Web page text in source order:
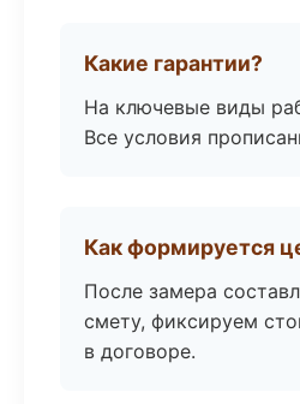
Какие гарантии?
На ключевые виды
Все условия
Как формируется
После замера
смету, фиксируем
в договоре.